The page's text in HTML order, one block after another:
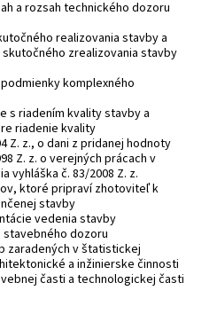
a rozsah technického dozoru
realizovania stavby a
zrealizovania stavby
komplexného
s riadením kvality stavby a
riadenie kvality
Z. z., o dani z pridanej hodnoty
Z. z. o verejných prácach v
vyhláška č. 83/2008 Z. z.
ktoré pripraví zhotoviteľ k
stavby
vedenia stavby
stavebného dozoru
zaradených v štatistickej
a inžinierske činnosti
časti a technologickej časti